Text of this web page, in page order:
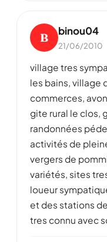
B binou04
21/06/2010
village tres
les bains, village
commerces,
gite rural le clos,
randonnées
activités de
vergers de
variétés, sites
loueur
et des stations
tres connu avec